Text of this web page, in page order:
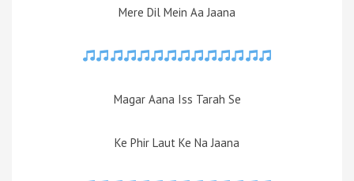
Mere Dil Mein Aa Jaana
Magar Aana Iss Tarah Se
Ke Phir Laut Ke Na Jaana